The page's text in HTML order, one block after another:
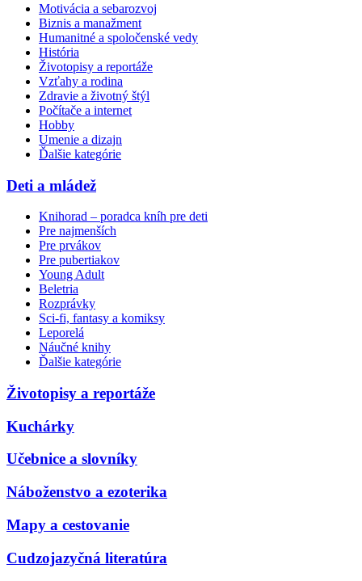
Motivácia a sebarozvoj
Biznis a manažment
Humanitné a spoločenské vedy
História
Životopisy a reportáže
Vzťahy a rodina
Zdravie a životný štýl
Počítače a internet
Hobby
Umenie a dizajn
Ďalšie kategórie
Deti a mládež
Knihorad – poradca kníh pre deti
Pre najmenších
Pre prvákov
Pre pubertiakov
Young Adult
Beletria
Rozprávky
Sci-fi, fantasy a komiksy
Leporelá
Náučné knihy
Ďalšie kategórie
Životopisy a reportáže
Kuchárky
Učebnice a slovníky
Náboženstvo a ezoterika
Mapy a cestovanie
Cudzojazyčná literatúra